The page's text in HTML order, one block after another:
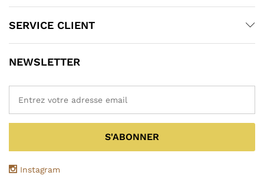
SERVICE CLIENT
NEWSLETTER
Instagram